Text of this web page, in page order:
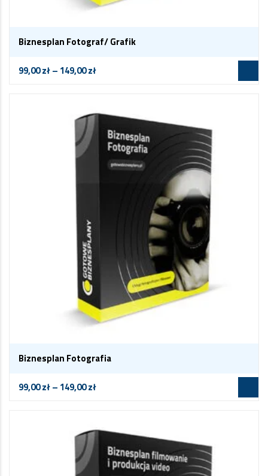
Biznesplan Fotograf/ Grafik
99,00zł– 149,00zł
Biznesplan Fotografia
99,00zł– 149,00zł